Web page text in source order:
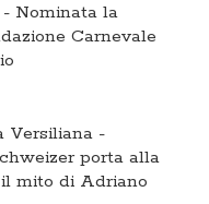
Nominata la
Carnevale
Versiliana -
porta alla
mito di Adriano